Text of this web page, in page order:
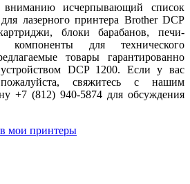
вниманию исчерпывающий список
лазерного принтера Brother DCP
блоки барабанов, печи-
для технического
товары гарантированно
DCP 1200. Если у вас
свяжитесь с нашим
+7 (812) 940-5874 для обсуждения
мои принтеры